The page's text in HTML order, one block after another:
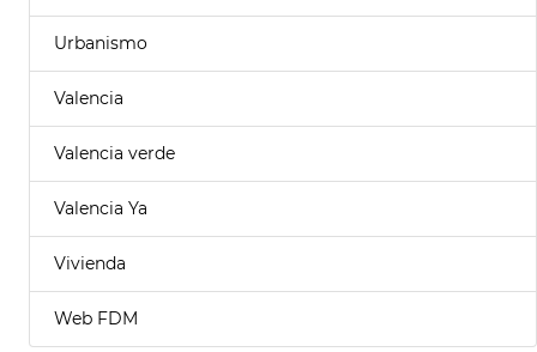
Urbanismo
Valencia
Valencia verde
Valencia Ya
Vivienda
Web FDM